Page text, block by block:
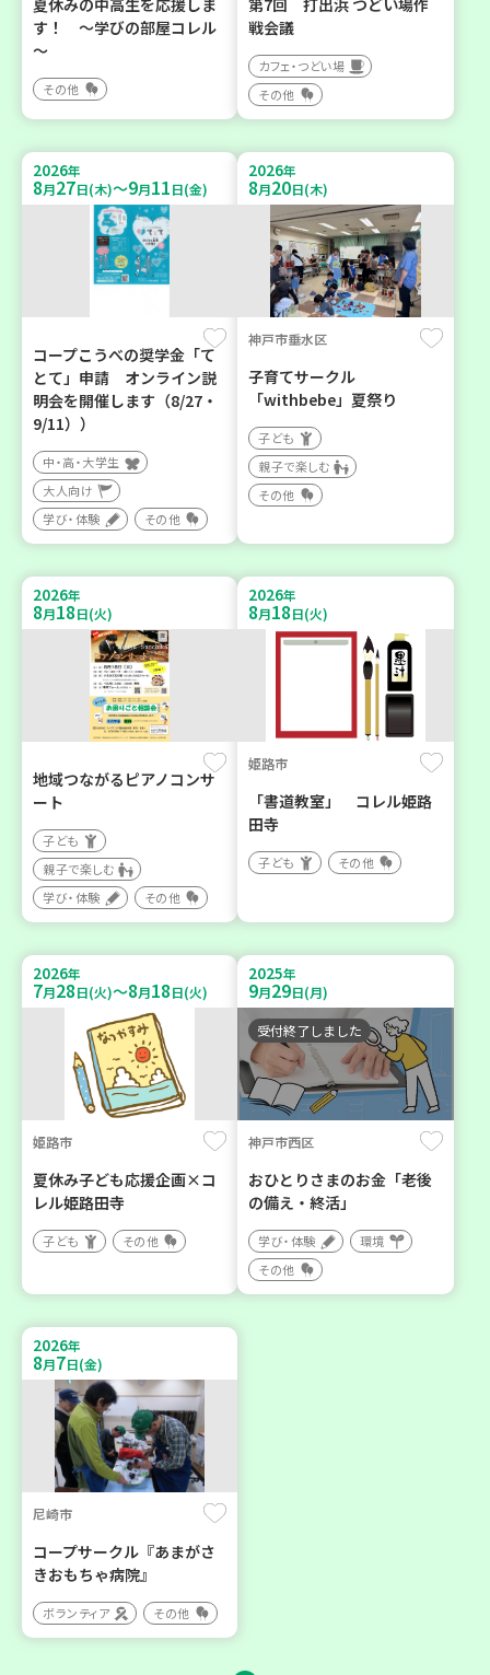
夏休みの中高生を応援しま
す！ ～学びの部屋コレル
～
その他
第7回 打出浜 つどい場作
戦会議
カフェ・つどい場
その他
2026年
8月27日(木)～9月11日(金)
コープこうべの奨学金「て
とて」申請 オンライン説
明会を開催します（8/27・
9/11））
中・高・大学生
大人向け
学び・体験
その他
2026年
8月20日(木)
神戸市垂水区
子育てサークル
「withbebe」夏祭り
子ども
親子で楽しむ
その他
2026年
8月18日(火)
地域つながるピアノコンサ
ート
子ども
親子で楽しむ
学び・体験
その他
2026年
8月18日(火)
姫路市
「書道教室」 コレル姫路
田寺
子ども その他
2026年
7月28日(火)～8月18日(火)
姫路市
夏休み子ども応援企画×コ
レル姫路田寺
子ども その他
2025年
9月29日(月)
受付終了しました
神戸市西区
おひとりさまのお金「老後
の備え・終活」
学び・体験
環境
その他
2026年
8月7日(金)
尼崎市
コープサークル『あまがさ
きおもちゃ病院』
ボランティア その他